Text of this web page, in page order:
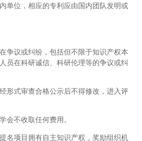
单位，相应的专利应由国内团队发明或
争议或纠纷，包括但不限于知识产权本
员在科研诚信、科研伦理等的争议或纠
形式审查合格公示后不得修改，进入评
会不收取任何费用。
名项目拥有自主知识产权，奖励组织机